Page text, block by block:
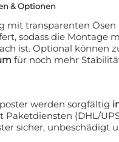
& Optionen
mit transparenten Ösen
sodass die Montage
ist. Optional können
für noch mehr
werden sorgfältig
Paketdiensten (DHL/
sicher, unbeschädigt